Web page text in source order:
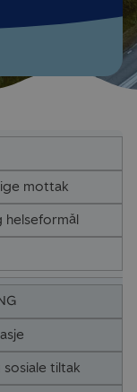
mottak
helseformål
sosiale tiltak